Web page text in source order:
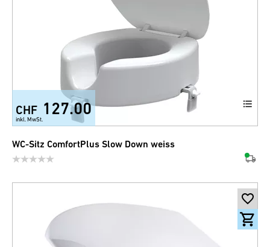
CHF 127.00
inkl. MwSt.
WC-Sitz ComfortPlus Slow Down weiss